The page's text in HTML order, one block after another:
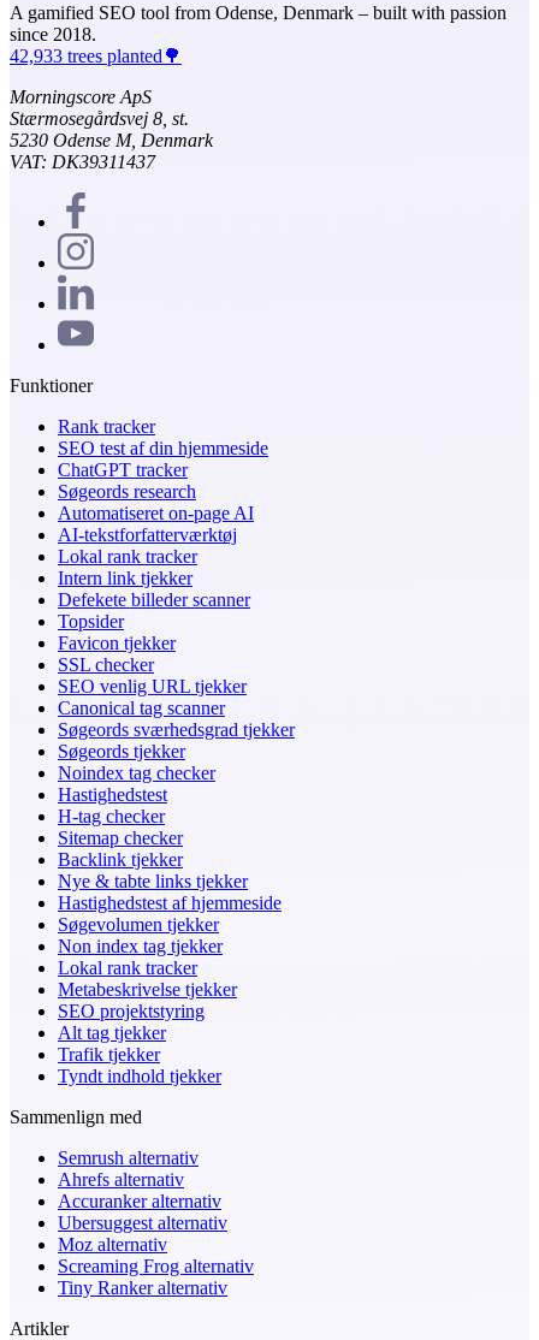
A gamified SEO tool from Odense, Denmark – built with passion
since 2018.
42,933 trees planted🌳
Morningscore ApS
Stærmosegårdsvej 8, st.
5230 Odense M, Denmark
VAT: DK39311437
Funktioner
Rank tracker
SEO test af din hjemmeside
ChatGPT tracker
Søgeords research
Automatiseret on-page AI
AI-tekstforfatterværktøj
Lokal rank tracker
Intern link tjekker
Defekete billeder scanner
Topsider
Favicon tjekker
SSL checker
SEO venlig URL tjekker
Canonical tag scanner
Søgeords sværhedsgrad tjekker
Søgeords tjekker
Noindex tag checker
Hastighedstest
H-tag checker
Sitemap checker
Backlink tjekker
Nye & tabte links tjekker
Hastighedstest af hjemmeside
Søgevolumen tjekker
Non index tag tjekker
Lokal rank tracker
Metabeskrivelse tjekker
SEO projektstyring
Alt tag tjekker
Trafik tjekker
Tyndt indhold tjekker
Sammenlign med
Semrush alternativ
Ahrefs alternativ
Accuranker alternativ
Ubersuggest alternativ
Moz alternativ
Screaming Frog alternativ
Tiny Ranker alternativ
Artikler